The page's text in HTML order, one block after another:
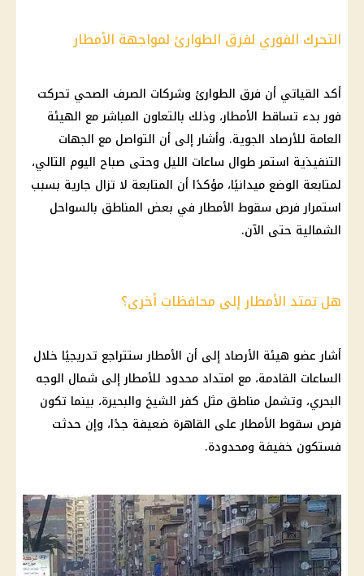
التحرك الفوري لفرق الطوارئ لمواجهة الأمطار
أكد القياتي أن فرق الطوارئ وشركات الصرف الصحي تحركت
فور بدء تساقط الأمطار، وذلك بالتعاون المباشر مع الهيئة
العامة للأرصاد الجوية. وأشار إلى أن التواصل مع الجهات
التنفيذية استمر طوال ساعات الليل وحتى صباح اليوم التالي،
لمتابعة الوضع ميدانيًا، مؤكدًا أن المتابعة لا تزال جارية بسبب
استمرار فرص سقوط الأمطار في بعض المناطق بالسواحل
الشمالية حتى الآن.
هل تمتد الأمطار إلى محافظات أخرى؟
أشار عضو هيئة الأرصاد إلى أن الأمطار ستتراجع تدريجيًا خلال
الساعات القادمة، مع امتداد محدود للأمطار إلى شمال الوجه
البحري، وتشمل مناطق مثل كفر الشيخ والبحيرة، بينما تكون
فرص سقوط الأمطار على القاهرة ضعيفة جدًا، وإن حدثت
فستكون خفيفة ومحدودة.